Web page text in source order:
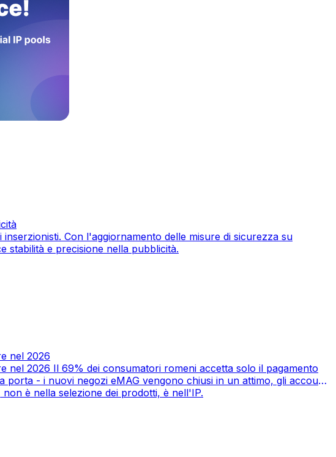
Con l'aggiornamento delle misure di sicurezza su
stabilità e precisione nella pubblicità.
nel 2026
nel 2026 Il 69% dei consumatori romeni accetta solo il pagamento
- i nuovi negozi eMAG vengono chiusi in un attimo, gli account
è nella selezione dei prodotti, è nell'IP.